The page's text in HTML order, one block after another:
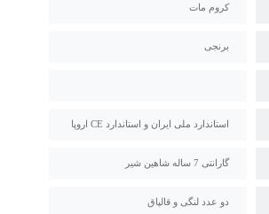
کروم مات
برنجی
استاندارد ملی ایران و استاندارد CE اروپا
گارانتی 7 ساله شاهین شیر
دو عدد لنگی و قالپاق